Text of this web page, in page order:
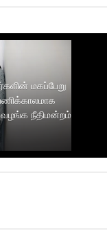
மகப்பேறு
வழங்க நீதிமன்றம்